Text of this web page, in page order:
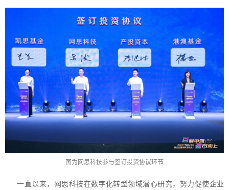
图为网思科技参与签订投资协议环节
一直以来，网思科技在数字化转型领域潜心研究，努力促使企业